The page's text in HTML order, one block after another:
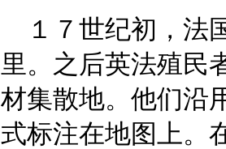
１７世纪初，法
里。之后英法殖民
材集散地。他们沿
式标注在地图上。